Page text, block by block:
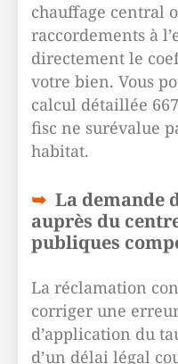
chauffage central
raccordements à
directement le
votre bien. Vous
calcul détaillée
fisc ne surévalue
habitat.
La demande
auprès du
publiques
La réclamation
corriger une
d’application du
d’un délai légal